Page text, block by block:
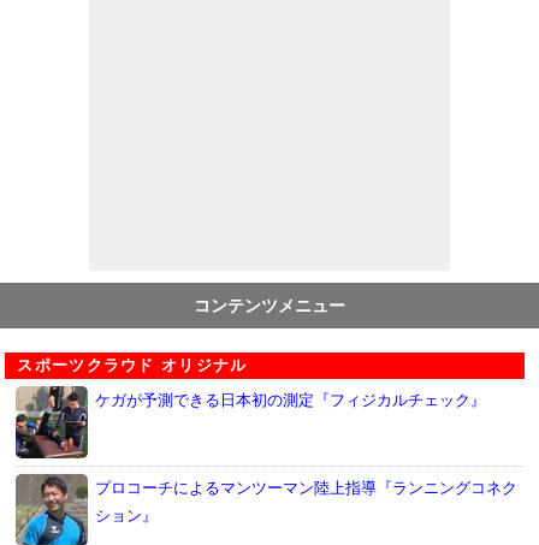
コンテンツメニュー
スポーツクラウド オリジナル
ケガが予測できる日本初の測定『フィジカルチェック』
プロコーチによるマンツーマン陸上指導『ランニングコネク
ション』